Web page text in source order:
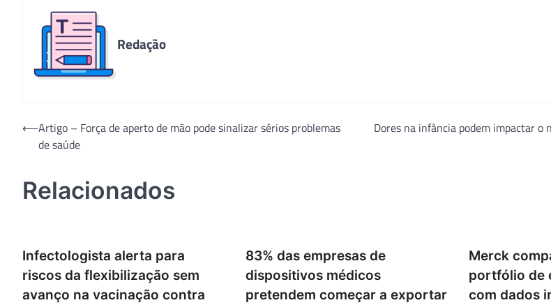
Redação
Navegação
⟵Artigo – Força de aperto de mão pode sinalizar sérios problemas
de saúde
Dores na infância podem impactar o
Relacionados
Infectologista alerta para
riscos da flexibilização sem
avanço na vacinação contra
83% das empresas de
dispositivos médicos
pretendem começar a exportar
Merck
portfólio de
com dados